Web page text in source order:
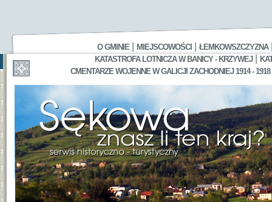
O GMINIE MIEJSCOWOŚCI ŁEMKOWSZCZYZNA
KATASTROFA LOTNICZA W BANICY - KRZYWEJ|
CMENTARZE WOJENNE W GALICJI ZACHODNIEJ 1914 - 1918